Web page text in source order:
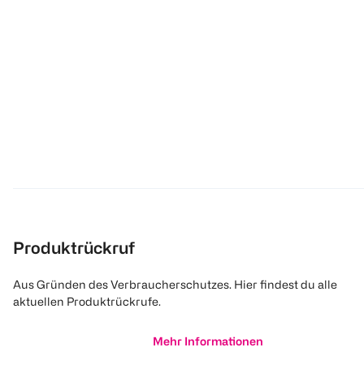
Produktrückruf
Aus Gründen des Verbraucherschutzes. Hier findest du alle
aktuellen Produktrückrufe.
Mehr Informationen